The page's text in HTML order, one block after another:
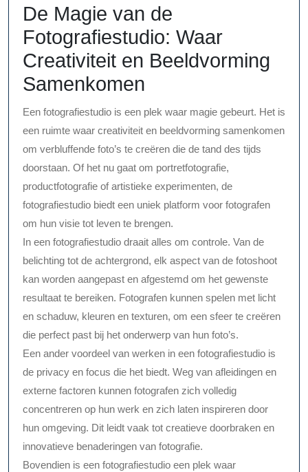
De Magie van de
Fotografiestudio: Waar
Creativiteit en Beeldvorming
Samenkomen
Een fotografiestudio is een plek waar magie gebeurt. Het is
een ruimte waar creativiteit en beeldvorming samenkomen
om verbluffende foto’s te creëren die de tand des tijds
doorstaan. Of het nu gaat om portretfotografie,
productfotografie of artistieke experimenten, de
fotografiestudio biedt een uniek platform voor fotografen
om hun visie tot leven te brengen.
In een fotografiestudio draait alles om controle. Van de
belichting tot de achtergrond, elk aspect van de fotoshoot
kan worden aangepast en afgestemd om het gewenste
resultaat te bereiken. Fotografen kunnen spelen met licht
en schaduw, kleuren en texturen, om een sfeer te creëren
die perfect past bij het onderwerp van hun foto’s.
Een ander voordeel van werken in een fotografiestudio is
de privacy en focus die het biedt. Weg van afleidingen en
externe factoren kunnen fotografen zich volledig
concentreren op hun werk en zich laten inspireren door
hun omgeving. Dit leidt vaak tot creatieve doorbraken en
innovatieve benaderingen van fotografie.
Bovendien is een fotografiestudio een plek waar